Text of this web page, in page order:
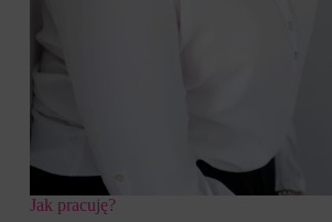
Jak pracuję?